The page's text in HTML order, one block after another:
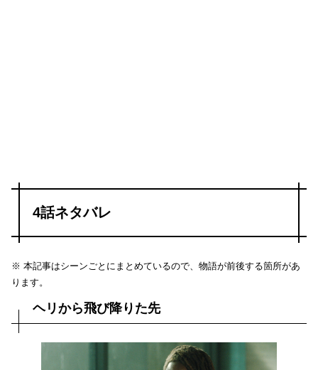
4話ネタバレ
※ 本記事はシーンごとにまとめているので、物語が前後する箇所があ
ります。
ヘリから飛び降りた先